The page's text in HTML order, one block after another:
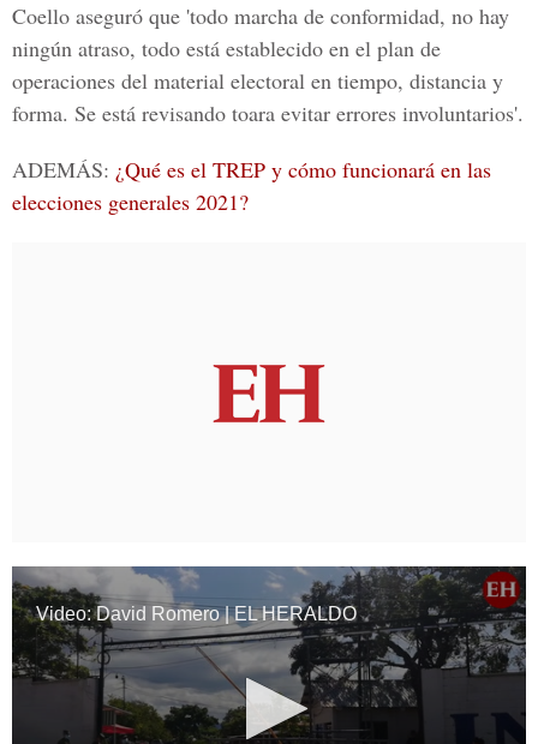
Coello aseguró que 'todo marcha de conformidad, no hay
ningún atraso, todo está establecido en el plan de
operaciones del material electoral en tiempo, distancia y
forma. Se está revisando toara evitar errores involuntarios'.
ADEMÁS: ¿Qué es el TREP y cómo funcionará en las
elecciones generales 2021?